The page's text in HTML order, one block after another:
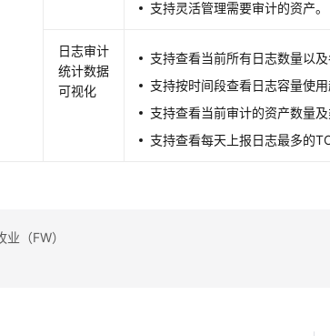
支持灵活管理需要审计的资产。
日志审计
统计数据
可视化
支持查看当前所有日志数量以及
支持按时间段查看日志容量使
支持查看当前审计的资产数量及
支持查看每天上报日志最多的
业（FW）